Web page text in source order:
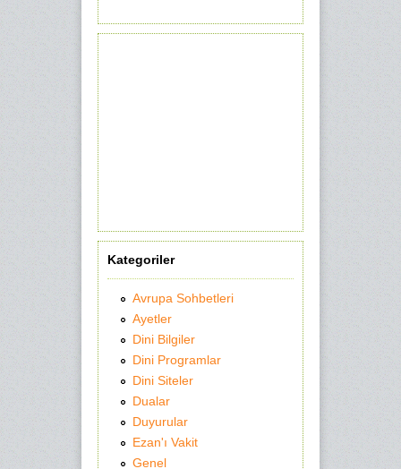
Kategoriler
Avrupa Sohbetleri
Ayetler
Dini Bilgiler
Dini Programlar
Dini Siteler
Dualar
Duyurular
Ezan'ı Vakit
Genel